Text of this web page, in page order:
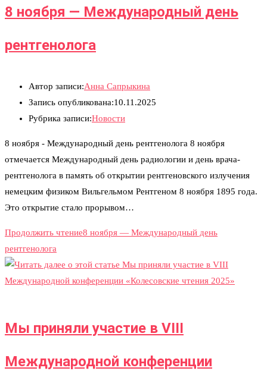
8 ноября — Международный день
рентгенолога
Автор записи:Анна Сапрыкина
Запись опубликована:10.11.2025
Рубрика записи:Новости
8 ноября - Международный день рентгенолога 8 ноября
отмечается Международный день радиологии и день врача-
рентгенолога в память об открытии рентгеновского излучения
немецким физиком Вильгельмом Рентгеном 8 ноября 1895 года.
Это открытие стало прорывом…
Продолжить чтение8 ноября — Международный день
рентгенолога
Мы приняли участие в VIII
Международной конференции